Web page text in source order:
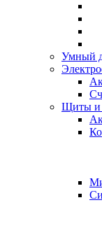
Умный
Щиты и